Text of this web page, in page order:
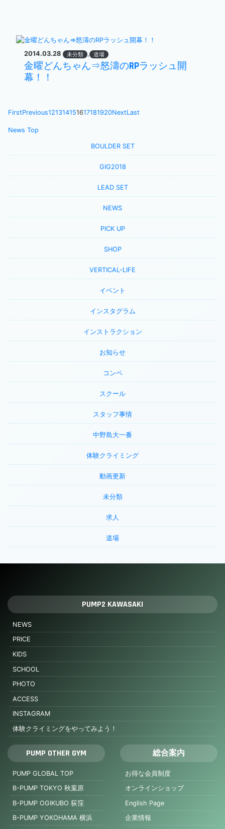
2014.03.28 未分類 , 道場
金曜どんちゃん⇒怒濤のRPラッシュ開
幕！！
FirstPrevious121314151617181920NextLast
News Top
BOULDER SET
GIG2018
LEAD SET
NEWS
PICK UP
SHOP
VERTICAL-LIFE
イベント
インスタグラム
インストラクション
お知らせ
コンペ
スクール
スタッフ事情
中野島大一番
体験クライミング
動画更新
未分類
求人
道場
PUMP2 KAWASAKI
NEWS
PRICE
KIDS
SCHOOL
PHOTO
ACCESS
INSTAGRAM
体験クライミングをやってみよう！
PUMP OTHER GYM
PUMP GLOBAL TOP
B-PUMP TOKYO 秋葉原
B-PUMP OGIKUBO 荻窪
B-PUMP YOKOHAMA 横浜
総合案内
お得な会員制度
オンラインショップ
English Page
企業情報